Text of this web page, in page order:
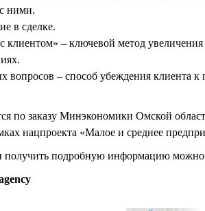
ними.
в сделке.
клиентом» – ключевой метод
вопросов – способ убеждения клиента к
по заказу Минэкономики Омской
нацпроекта «Малое и среднее
и получить подробную информацию можно